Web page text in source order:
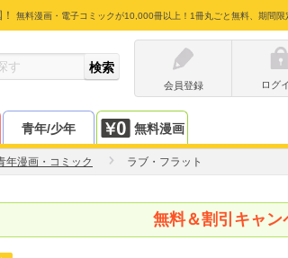
無料漫画・電子コミックが10,000冊以上！1冊丸ごと無料、期間限
会員登録
ログ
青年/少年 無料漫画
年漫画・コミック ラブ・フラット
無料＆割引キャン